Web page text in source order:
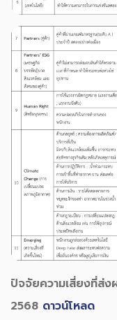
ปัจจัยความเสี่ยงที่ส่
2568 ดาวน์โหลด